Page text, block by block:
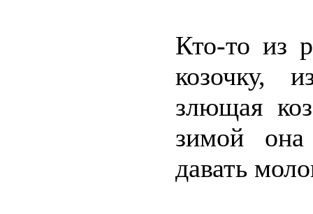
Кто-то из
козочку,
злющая
зимой
давать